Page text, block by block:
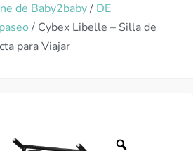
de Baby2baby/ DE
/ Cybex Libelle – Silla de
para Viajar